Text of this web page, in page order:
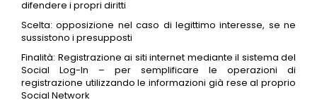
difendere i propri diritti
Scelta: opposizione nel caso di legittimo interesse, se ne
sussistono i presupposti
Finalità: Registrazione ai siti internet mediante il sistema del
Social Log-In – per semplificare le operazioni di
registrazione utilizzando le informazioni già rese al proprio
Social Network